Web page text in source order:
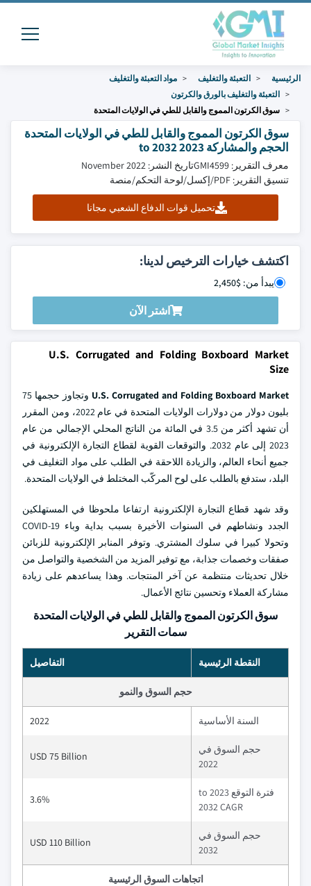
الرئيسية التعبئة والتغليف
مواد التعبئة والتغليف
التعبئة والتغليف بالورق والكرتون
سوق الكرتون المموج والقابل للطي في الولايات المتحدة
سوق الكرتون المموج والقابل للطي في الولايات المتحدة
الحجم والمشاركة 2023 to 2032
معرف التقرير: GMI4599
تاريخ النشر: November 2022
تنسيق التقرير: PDF/إكسل/لوحة التحكم/منصة
تحميل قوات الدفاع الشعبي مجانا
اكتشف خيارات الترخيص لدينا:
يبدأ من: $2,450
اشتر الآن
U.S. Corrugated and Folding Boxboard Market
Size
U.S. Corrugated and Folding Boxboard Market
وتجاوز حجمها 75
بليون دولار من دولارات الولايات المتحدة في عام 2022، ومن المقرر
أن تشهد أكثر من 3.5 في المائة من الناتج المحلي الإجمالي من عام
2023 إلى عام 2032. والتوقعات القوية لقطاع التجارة الإلكترونية في
جميع أنحاء العالم، والزيادة اللاحقة في الطلب على مواد التغليف في
البلد، ستدفع بالطلب على لوح المركّب المختلط في الولايات المتحدة.
وقد شهد قطاع التجارة الإلكترونية ارتفاعا ملحوظا في المستهلكين
الجدد ونشاطهم في السنوات الأخيرة بسبب بداية وباء COVID-19
وتحولا كبيرا في سلوك المشتري. وتوفر المنابر الإلكترونية للزبائن
صفقات وخصمات جذابة، مع توفير المزيد من الشخصية والتواصل من
خلال تحديثات منتظمة عن آخر المنتجات. وهذا يساعدهم على زيادة
مشاركة العملاء وتحسين نتائج الأعمال.
سوق الكرتون المموج والقابل للطي في الولايات المتحدة
سمات التقرير
النقطة الرئيسية التفاصيل
حجم السوق والنمو
السنة الأساسية 2022
حجم السوق في
2022
USD 75 Billion
فترة التوقع 2023 to
2032 CAGR
3.6%
حجم السوق في
2032
USD 110 Billion
اتجاهات السوق الرئيسية